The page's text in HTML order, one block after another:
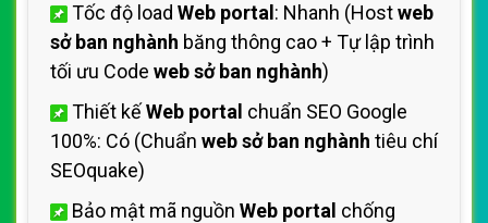
Tốc độ load Web portal : Nhanh (Hostweb
sở ban nghành băng thông cao + Tự lập trình
tối ưu Code web sở ban nghành)
Thiết kếWeb portal chuẩn SEO Google
100%: Có (Chuẩn web sở ban nghành tiêu chí
SEOquake)
Bảo mật mã nguồn Web portal chống